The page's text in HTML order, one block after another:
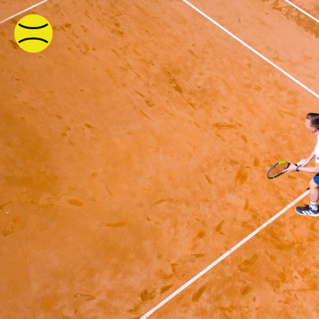
HOME
VEREIN
MENSCHEN IM
WHATS UP
TENNISSTÜBLE
TENNISHALLE
FAQ